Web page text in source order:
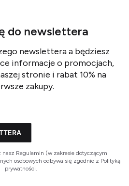
do newslettera
newslettera a będziesz
informacje o promocjach,
stronie i rabat 10% na
zakupy.
nasz Regulamin (w zakresie dotyczącym
osobowych odbywa się zgodnie z Polityką
prywatności.